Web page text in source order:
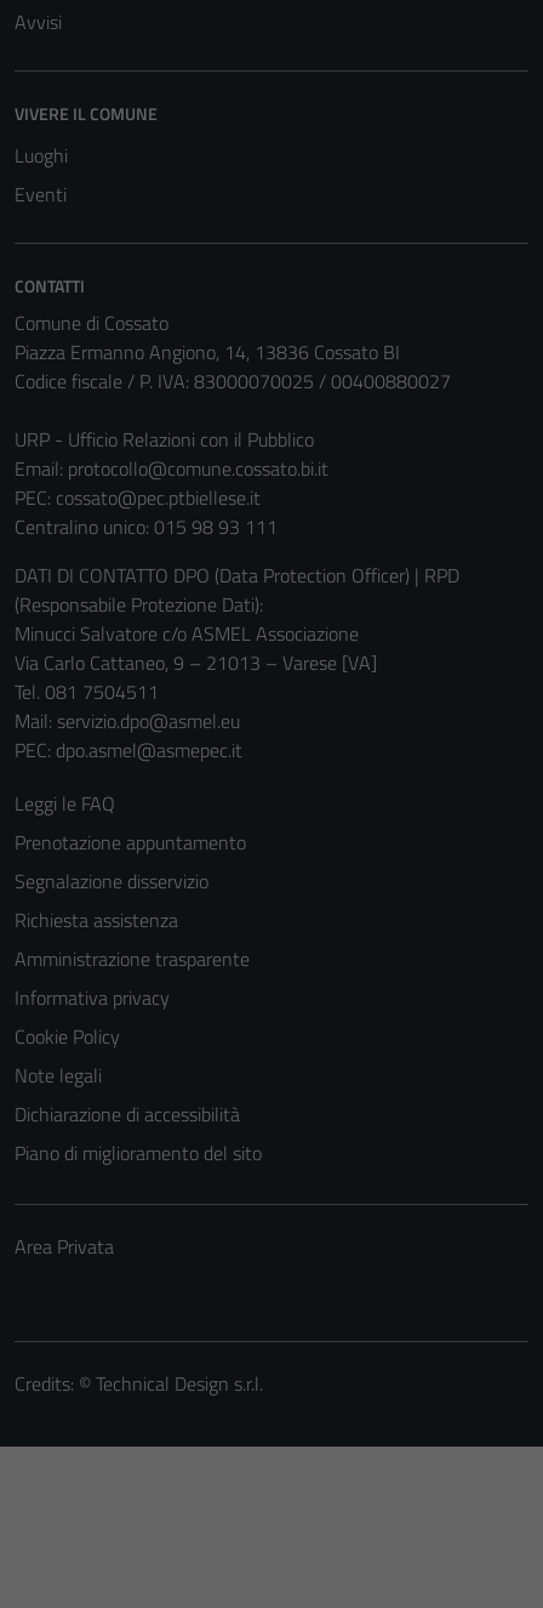
Avvisi
VIVERE IL COMUNE
Luoghi
Eventi
CONTATTI
Comune di Cossato
Piazza Ermanno Angiono, 14, 13836 Cossato BI
Codice fiscale / P. IVA: 83000070025 / 00400880027
URP - Ufficio Relazioni con il Pubblico
Email: protocollo@comune.cossato.bi.it
PEC: cossato@pec.ptbiellese.it
Centralino unico: 015 98 93 111
DATI DI CONTATTO DPO (Data Protection Officer) | RPD
(Responsabile Protezione Dati):
Minucci Salvatore c/o ASMEL Associazione
Via Carlo Cattaneo, 9 – 21013 – Varese [VA]
Tel. 081 7504511
Mail: servizio.dpo@asmel.eu
PEC: dpo.asmel@asmepec.it
Leggi le FAQ
Prenotazione appuntamento
Segnalazione disservizio
Richiesta assistenza
Amministrazione trasparente
Informativa privacy
Cookie Policy
Note legali
Dichiarazione di accessibilità
Piano di miglioramento del sito
Area Privata
Credits: ©Technical Design s.r.l.